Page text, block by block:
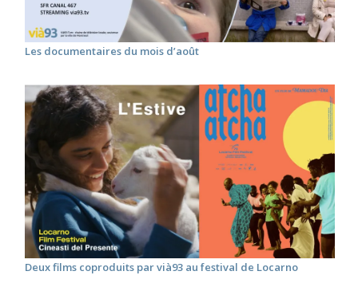
Les documentaires du mois d’août
Deux films coproduits par vià93 au festival de Locarno